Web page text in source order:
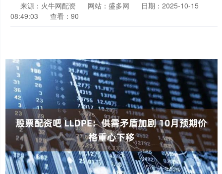
来源：火牛网配资 网站：盛多网
日期：2025-10-15
08:49:03
查看：90